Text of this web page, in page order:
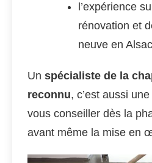
l’expérience
rénovation et
neuve en
Un spécialiste de la
reconnu, c’est aussi
vous conseiller dès la
avant même la mise en